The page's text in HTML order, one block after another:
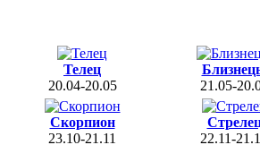
Телец
20.04-20.05
21.05-
Скорпион
23.10-21.11
22.11-